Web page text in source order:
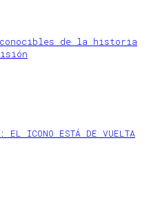
de la historia
ICONO ESTÁ DE VUELTA